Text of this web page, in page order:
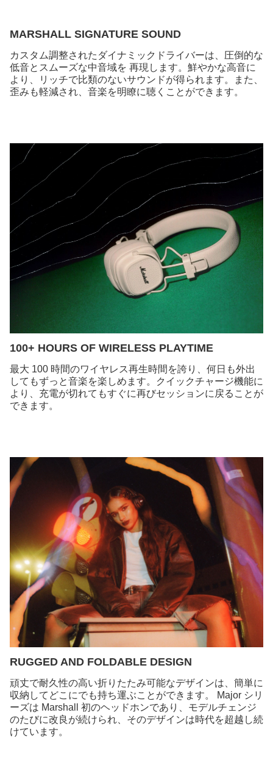
MARSHALL SIGNATURE SOUND
カスタム調整されたダイナミックドライバーは、圧倒的な
低音とスムーズな中音域を 再現します。鮮やかな高音に
より、リッチで比類のないサウンドが得られます。また、
歪みも軽減され、音楽を明瞭に聴くことができます。
100+ HOURS OF WIRELESS PLAYTIME
最大 100 時間のワイヤレス再生時間を誇り、何日も外出
してもずっと音楽を楽しめます。クイックチャージ機能に
より、充電が切れてもすぐに再びセッションに戻ることが
できます。
RUGGED AND FOLDABLE DESIGN
頑丈で耐久性の高い折りたたみ可能なデザインは、簡単に
収納してどこにでも持ち運ぶことができます。 Major シリ
ーズは Marshall 初のヘッドホンであり、モデルチェンジ
のたびに改良が続けられ、そのデザインは時代を超越し続
けています。